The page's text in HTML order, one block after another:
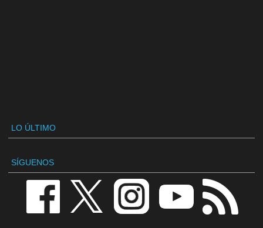
LO ÚLTIMO
SÍGUENOS